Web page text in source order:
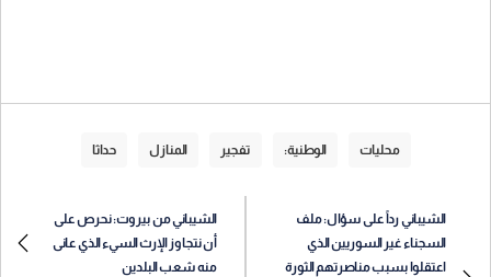
محليات الوطنية: تفجير المنازل حداثا
الشيباني رداً على سؤال: ملف
السجناء غير السوريين الذي
اعتقلوا بسبب مناصرتهم الثورة
الشيباني من بيروت: نحرص على
أن نتجاوز الإرث السيء الذي عانى
منه شعب البلدين